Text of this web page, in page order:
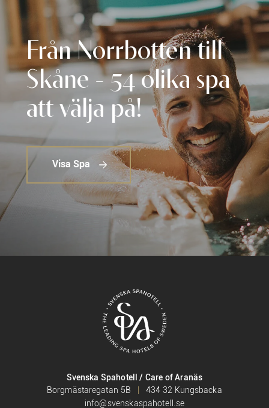
Från Norrbotten till
Skåne - 54 olika spa
att välja på!
Visa Spa
Svenska Spahotell / Care of Aranäs
Borgmästaregatan 5B
434 32 Kungsbacka
info@svenskaspahotell.se